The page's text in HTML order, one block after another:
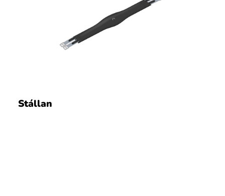
Stállan